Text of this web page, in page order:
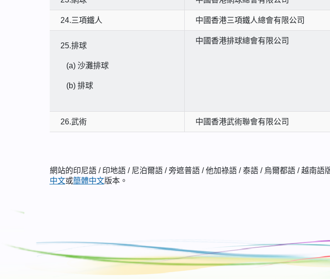
24.三項鐵人 中國香港三項鐵人總會有限公司
25.排球
(a) 沙灘排球
(b) 排球
中國香港排球總會有限公司
26.武術 中國香港武術聯會有限公司
網站的印尼語 / 印地語 / 尼泊爾語 / 旁遮普語 / 他加祿語 / 泰語 / 烏爾都語 / 越南
中文或簡體中文版本。